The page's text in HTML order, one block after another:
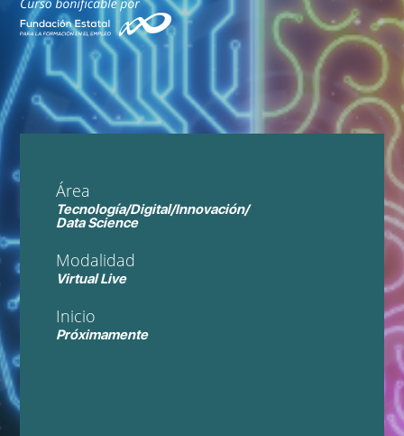
Área
Tecnología/Digital/Innovación/
Data Science
Modalidad
Virtual Live
Inicio
Próximamente